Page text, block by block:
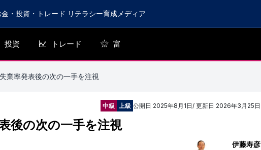
金・投資・トレード リテラシー育成メディア
投資 トレード 富
業率発表後の次の一手を注視
中級 上級 公開日 2025年8月1日/ 更新日 2026年3月25日
後の次の一手を注視
伊藤寿彦